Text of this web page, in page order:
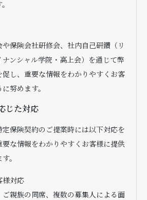
保険会社研修会、社内自己研鑽（リ
ンシャル学院・高上会）を通じて弊
し、重要な情報をわかりやすくお客
努めます。
じた対応
保険契約のご提案時には以下対応を
な情報をわかりやすくお客様に提供
。
様対応
親族の同席、複数の募集人による面